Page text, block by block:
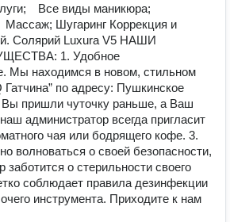
Все виды маникюра;⠀
Шугаринг Коррекция и
Солярий Luxura V5 НАШИ
1. Удобное
Мы находимся в новом, стильном
Гатчина” по адресу: Пушкинское
пришли чуточку раньше, а Ваш
администратор всегда пригласит
чая или бодрящего кофе. 3.
волноваться о своей безопасности,
о стерильности своего
соблюдает правила дезинфекции
инструмента. Приходите к нам